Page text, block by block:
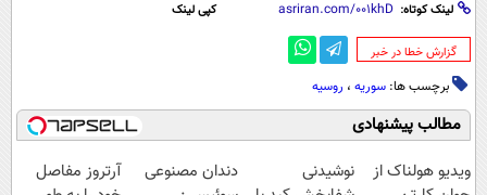
لینک کوتاه: کپی لینک
‌گزارش خطا در خبر
برچسب ها: سوریه ، روسیه
مطالب پیشنهادی
ویدیو هولناک از
نوشیدنی
دندان مصنوعی
آرتروز مفاصل